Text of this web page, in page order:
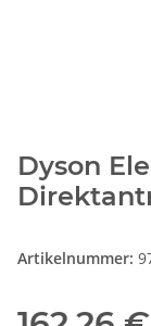
Dyson
Artikelnummer: